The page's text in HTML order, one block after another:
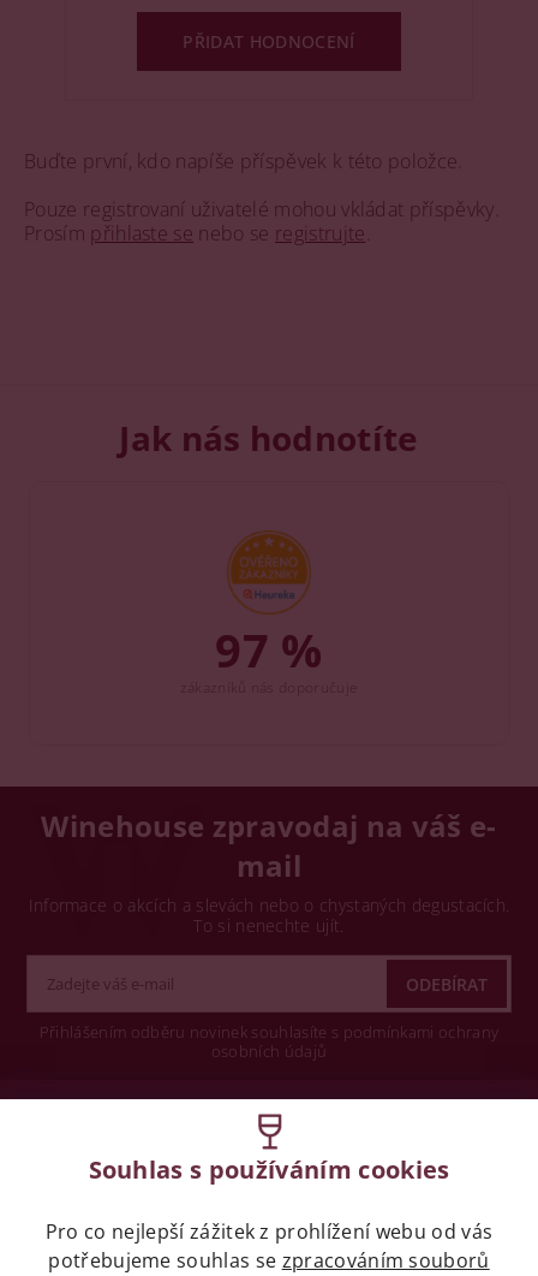
Buďte první, kdo napíše příspěvek k této položce.
Pouze registrovaní uživatelé mohou vkládat příspěvky.
Prosím přihlaste se nebo se registrujte
PŘIDAT HODNOCENÍ
Jak nás hodnotíte
97 %
Winehouse zpravodaj na váš e-
mail
Informace o akcích a slevách nebo o chystaných degustacích.
To si nenechte ujít.
Přihlášením odběru novinek souhlasíte s podmínkami ochrany
osobních údajů
Legislativa
Zákaz prodeje alkoholických nápojů osobám
mladších 18 let.
Souhlas s používáním cookies
Pro co nejlepší zážitek z prohlížení webu od vás
potřebujeme souhlas se zpracováním souborů